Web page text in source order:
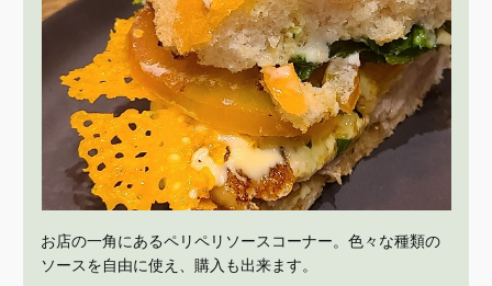
お店の一角にあるペリペリソースコーナー。色々な種類の
ソースを自由に使え、購入も出来ます。